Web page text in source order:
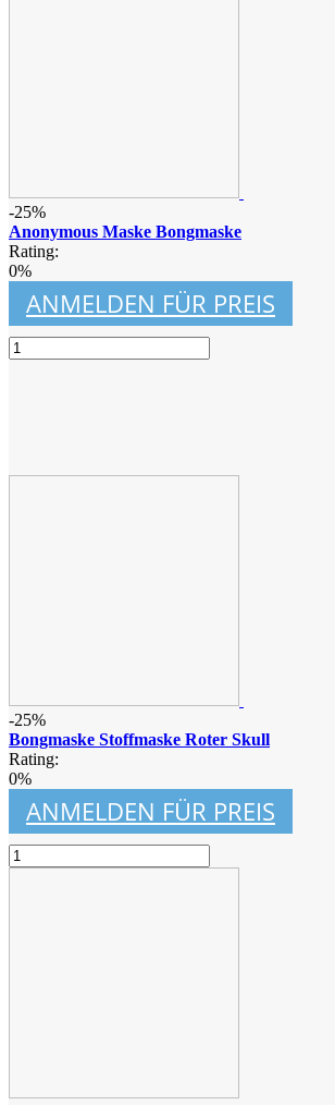
-25%
Anonymous Maske Bongmaske
Rating:
0%
ANMELDEN FÜR PREIS
-25%
Bongmaske Stoffmaske Roter Skull
Rating:
0%
ANMELDEN FÜR PREIS